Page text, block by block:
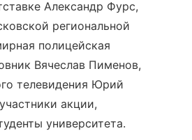
Александр Фурс,
региональной
полицейская
Вячеслав Пименов,
телевидения Юрий
акции,
университета.